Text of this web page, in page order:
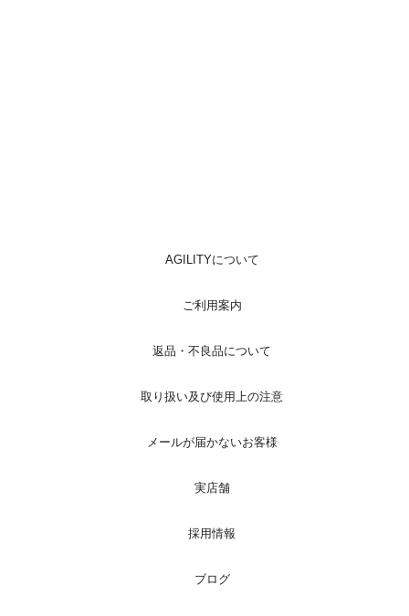
AGILITYについて
ご利用案内
返品・不良品について
取り扱い及び使用上の注意
メールが届かないお客様
実店舗
採用情報
ブログ